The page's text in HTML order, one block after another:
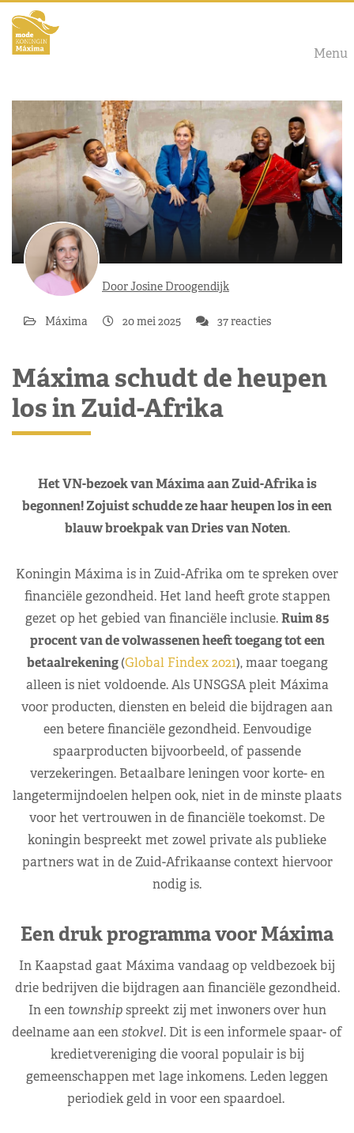
Menu
Door Josine Droogendijk
Máxima 20 mei 2025 37 reacties
Máxima schudt de heupen
los in Zuid-Afrika
Het VN-bezoek van Máxima aan Zuid-Afrika is
begonnen! Zojuist schudde ze haar heupen los in een
blauw broekpak van Dries van Noten.
Koningin Máxima is in Zuid-Afrika om te spreken over
financiële gezondheid. Het land heeft grote stappen
gezet op het gebied van financiële inclusie.Ruim 85
procent van de volwassenen heeft toegang tot een
betaalrekening(Global Findex 2021), maar toegang
alleen is niet voldoende. Als UNSGSA pleit Máxima
voor producten, diensten en beleid die bijdragen aan
een betere financiële gezondheid. Eenvoudige
spaarproducten bijvoorbeeld, of passende
verzekeringen. Betaalbare leningen voor korte- en
langetermijndoelen helpen ook, niet in de minste plaats
voor het vertrouwen in de financiële toekomst. De
koningin bespreekt met zowel private als publieke
partners wat in de Zuid-Afrikaanse context hiervoor
nodig is.
Een druk programma voor Máxima
In Kaapstad gaat Máxima vandaag op veldbezoek bij
drie bedrijven die bijdragen aan financiële gezondheid.
In een townshipspreekt zij met inwoners over hun
deelname aan eenstokvel. Dit is een informele spaar- of
kredietvereniging die vooral populair is bij
gemeenschappen met lage inkomens. Leden leggen
periodiek geld in voor een spaardoel.